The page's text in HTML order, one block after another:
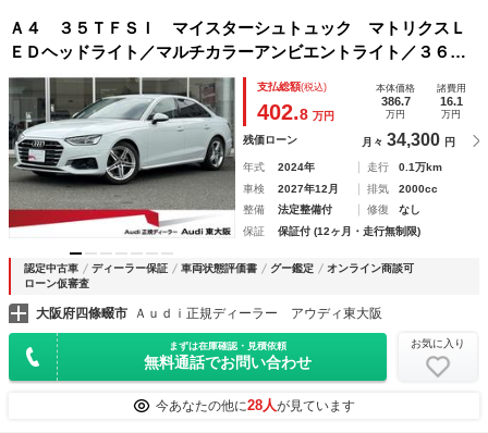
Ａ４ ３５ＴＦＳＩ マイスターシュトュック マトリクスＬ
ＥＤヘッドライト／マルチカラーアンビエントライト／３６０
度カメラ／パークアシスト／スマートフォンワイヤレスチャー
ジング／コンフォートＰＫＧ／シートヒーター／電動シート／
ＡＣＣ／認定中古車
支払総額(税込)
402.8 万円
本体価格
386.7
万円
諸費用
16.1
万円
残価ローン 月々 34,300 円
年式 2024年 走行
0.1万km
車検
2027年12月 排気
2000cc
整備
法定整備付 修復
なし
保証
保証付 (12ヶ月・走行無制限)
認定中古車 ディーラー保証 車両状態評価書 グー鑑定
オンライン商談可
ローン仮審査
大阪府四條畷市 Ａｕｄｉ正規ディーラー アウディ東大阪
まずは在庫確認・見積依頼
無料通話でお問い合わせ
お気に入り
今あなたの他に28人が見ています